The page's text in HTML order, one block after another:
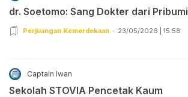
dr. Soetomo: Sang Dokter dari Pribumi
Perjuangan Kemerdekaan 23/05/2026 | 15:58
Captain Iwan
Sekolah STOVIA Pencetak Kaum